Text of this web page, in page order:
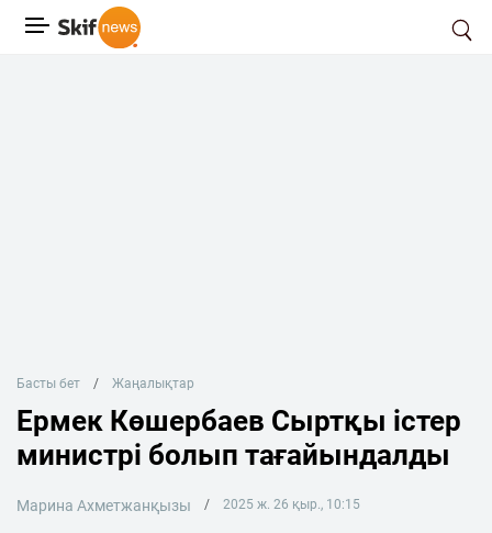
Басты бет Жаңалықтар
Ермек Көшербаев Сыртқы істер
министрі болып тағайындалды
Марина Ахметжанқызы 2025 ж. 26 қыр., 10:15